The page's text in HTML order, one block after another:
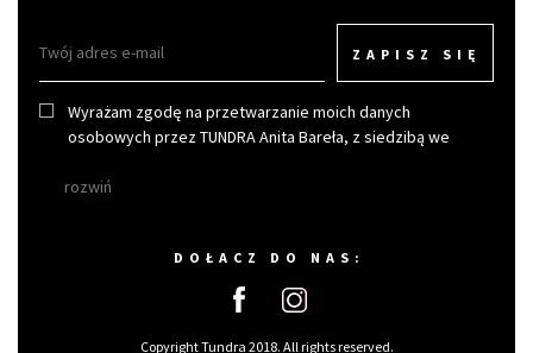
ZAPISZ SIĘ
Wyrażam zgodę na przetwarzanie moich danych
osobowych przez TUNDRA Anita Bareła, z siedzibą we
rozwiń
DOŁACZ DO NAS:
Copyright Tundra 2018. All rights reserved.